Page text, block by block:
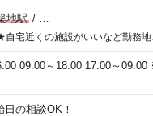
地駅/
宅近くの施設がいいなど勤務地
09:00～18:00 17:00～
の相談OK！